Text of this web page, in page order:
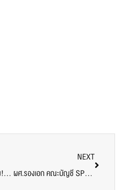
จากห้องเรียนสู่โรงแรมจริง! คณะศิลปศาสตร์ SPU พานักศึกษาเรียนรู้ธุรกิจโรงแรมครบวงจร
NEXT
ผศ.รองเอก คณะบัญชี SPU รับเชิญเป็นวิทยากร ถ่ายทอดเทคนิคการตรวจสอบบัญชีให้นักศึกษา ม.ราชภัฏยะลา